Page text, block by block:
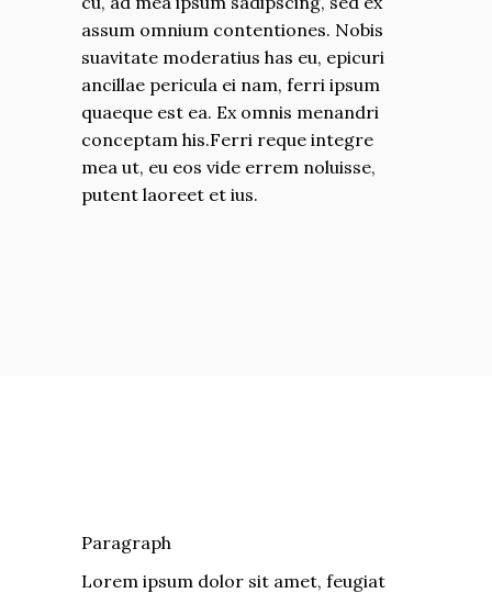
assum omnium contentiones. Nobis
suavitate moderatius has eu, epicuri
ancillae pericula ei nam, ferri ipsum
quaeque est ea. Ex omnis menandri
conceptam his.Ferri reque integre
mea ut, eu eos vide errem noluisse,
putent laoreet et ius.
Paragraph
Lorem ipsum dolor sit amet, feugiat